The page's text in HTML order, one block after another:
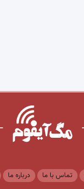
تماس با ما درباره ما